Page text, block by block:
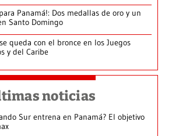
Panamá!: Dos medallas de oro y un
Santo Domingo
queda con el bronce en los Juegos
y del Caribe
noticias
Sur entrena en Panamá? El objetivo